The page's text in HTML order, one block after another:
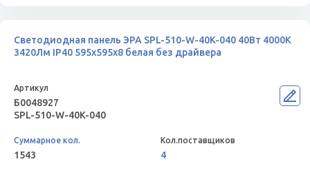
Светодиодная панель ЭРА SPL-510-W-40K-040 40Вт 4000К
3420Лм IP40 595x595x8 белая без драйвера
Б0048927
SPL-510-W-40K-040
1543 4